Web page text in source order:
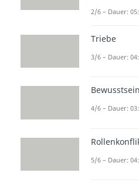
aber auch
Damit sie
versinken,
Familie, die
Schauspieler
6. Advokat —
Introversion
2/6 – Dauer:
Triebe
3/6 – Dauer:
Bewusstsein
4/6 – Dauer:
5/6 – Dauer: